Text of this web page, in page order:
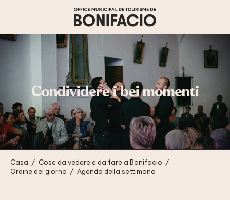
principal
Condividere i bei momenti
Casa
Cose da vedere e da fare a Bonifacio
Ordine del giorno
Agenda della settimana